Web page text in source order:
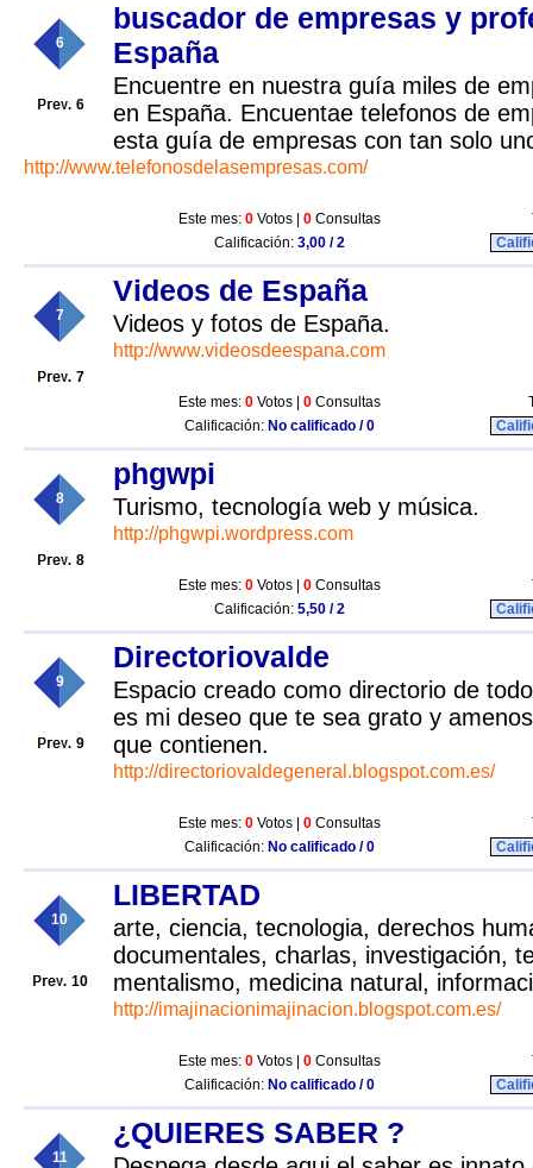
6
6
buscador de empresas y
España
Encuentre en nuestra guía miles de
en España. Encuentae telefonos de
esta guía de empresas con tan solo
http://www.telefonosdelasempresas.com/
Este mes: 0 Votos | 0 Consultas
Calificación: 3,00 / 2
7
7
Videos de España
Videos y fotos de España.
http://www.videosdeespana.com
Este mes: 0 Votos | 0 Consultas
Calificación: No calificado / 0
8
8
phgwpi
Turismo, tecnología web y música.
http://phgwpi.wordpress.com
Este mes: 0 Votos | 0 Consultas
Calificación: 5,50 / 2
9
9
Directoriovalde
Espacio creado como directorio de
es mi deseo que te sea grato y
que contienen.
http://directoriovaldegeneral.blogspot.com.es/
Este mes: 0 Votos | 0 Consultas
Calificación: No calificado / 0
10
10
LIBERTAD
arte, ciencia, tecnologia, derechos
documentales, charlas, investigación,
mentalismo, medicina natural,
http://imajinacionimajinacion.blogspot.com.es/
Este mes: 0 Votos | 0 Consultas
Calificación: No calificado / 0
11
¿QUIERES SABER ?